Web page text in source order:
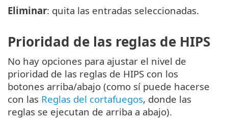
Eliminar: quita las entradas seleccionadas.
Prioridad de las reglas de HIPS
No hay opciones para ajustar el nivel de
prioridad de las reglas de HIPS con los
botones arriba/abajo (como sí puede hacerse
con las Reglas del cortafuegos, donde las
reglas se ejecutan de arriba a abajo).